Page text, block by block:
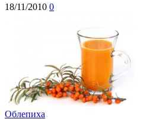
18/11/2010 0
Облепиха